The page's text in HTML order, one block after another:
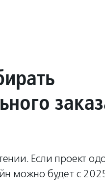
Если проект
можно будет с